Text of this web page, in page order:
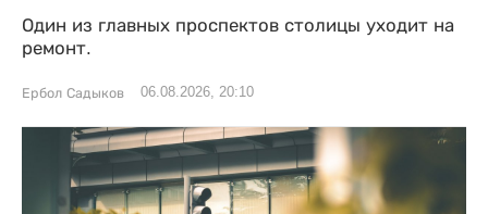
Один из главных проспектов столицы уходит на
ремонт.
Ербол Садыков 06.08.2026, 20:10